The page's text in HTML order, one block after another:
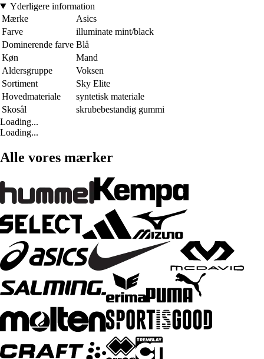
Yderligere information
Mærke
Asics
Farve
illuminate mint/black
Dominerende farve Blå
Køn
Mand
Aldersgruppe
Voksen
Sortiment
Sky Elite
Hovedmateriale
syntetisk materiale
Skosål
skrubebestandig gummi
Loading...
Loading...
Alle vores mærker